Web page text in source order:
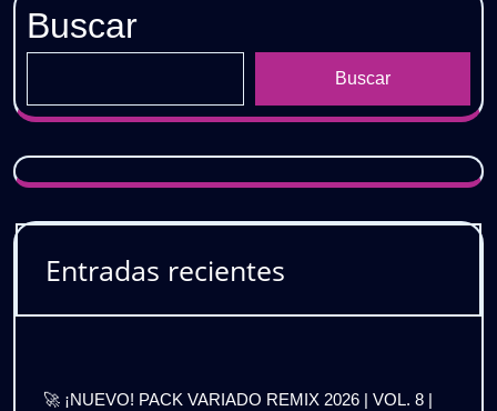
Buscar
Buscar
Entradas recientes
🚀 ¡NUEVO! PACK VARIADO REMIX 2026 | VOL. 8 |